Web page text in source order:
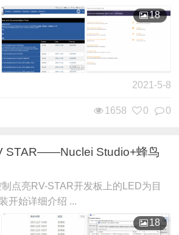
18
2021-5-8
0
0
1658
STAR——Nuclei Studio+蜂鸟
点亮RV-STAR开发板上的LED为目
开始详细介绍 ...
18